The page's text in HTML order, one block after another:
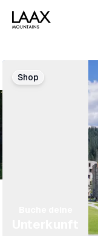
Mach dich
Shop